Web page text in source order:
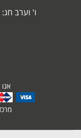
ו' וערב חג: 07:00 - חצי שעה לפני כניסת השבת